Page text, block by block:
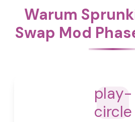
Warum
Swap Mod
play-
circle